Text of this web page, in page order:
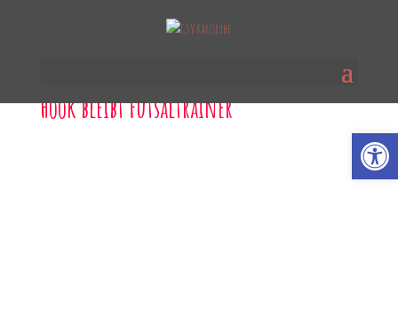
Hook bleibt Futsaltrainer